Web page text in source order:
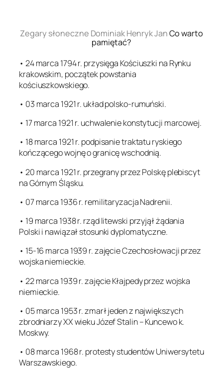
Zegary słoneczne Dominiak Henryk JanCo warto
pamiętać?
• 24 marca 1794 r. przysięga Kościuszki na Rynku
krakowskim, początek powstania
kościuszkowskiego.
• 03 marca 1921 r. układ polsko-rumuński.
• 17 marca 1921 r. uchwalenie konstytucji marcowej.
• 18 marca 1921 r. podpisanie traktatu ryskiego
kończącego wojnę o granicę wschodnią.
• 20 marca 1921 r. przegrany przez Polskę plebiscyt
na Górnym Śląsku.
• 07 marca 1936 r. remilitaryzacja Nadrenii.
• 19 marca 1938 r. rząd litewski przyjął żądania
Polski i nawiązał stosunki dyplomatyczne.
• 15-16 marca 1939 r. zajęcie Czechosłowacji przez
wojska niemieckie.
• 22 marca 1939 r. zajęcie Kłajpedy przez wojska
niemieckie.
• 05 marca 1953 r. zmarł jeden z największych
zbrodniarzy XX wieku Józef Stalin – Kuncewo k.
Moskwy.
• 08 marca 1968 r. protesty studentów Uniwersytetu
Warszawskiego.